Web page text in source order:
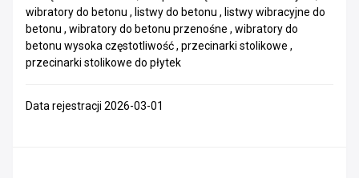
wibratory do betonu , listwy do betonu , listwy wibracyjne do
betonu , wibratory do betonu przenośne , wibratory do
betonu wysoka częstotliwość , przecinarki stolikowe ,
przecinarki stolikowe do płytek
Data rejestracji 2026-03-01